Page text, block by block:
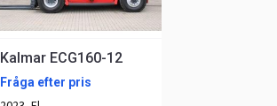
Kalmar ECG160-12
Fråga efter pris